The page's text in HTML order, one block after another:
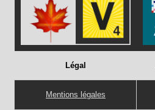
Légal
Mentions légales